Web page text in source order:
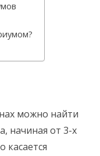
можно найти
начиная от 3-х
касается